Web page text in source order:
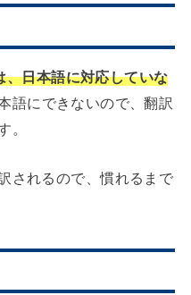
日本語に対応していな
語にできないので、翻訳
。
されるので、慣れるまで